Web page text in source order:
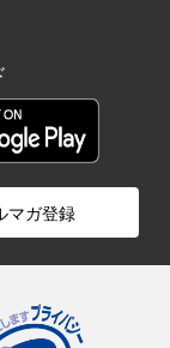
マガ登録